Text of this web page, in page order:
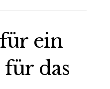
ein
das